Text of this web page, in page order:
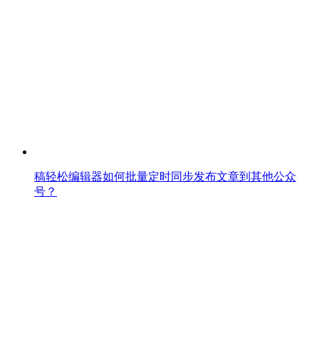
稿轻松编辑器如何批量定时同步发布文章到其他公众
号？